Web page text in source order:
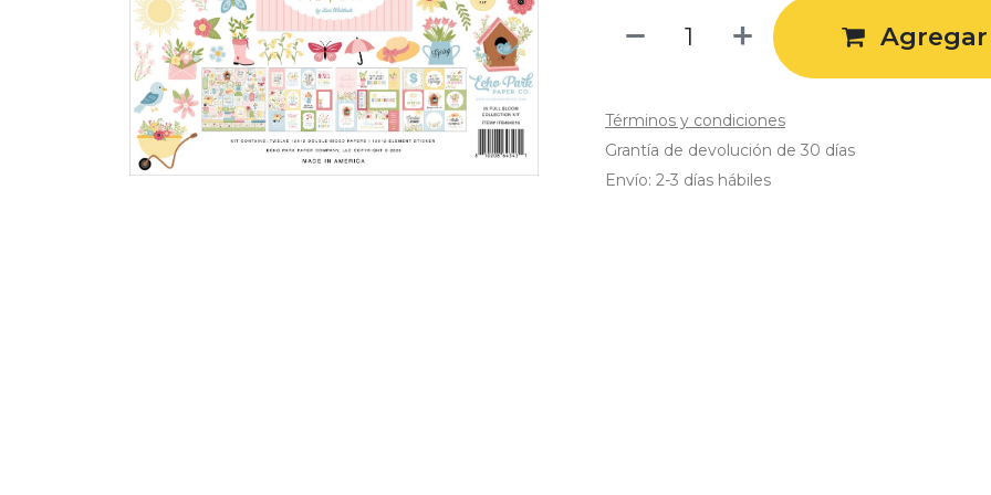
Términos y condiciones
Grantía de devolución de 30 días
Envío: 2-3 días hábiles